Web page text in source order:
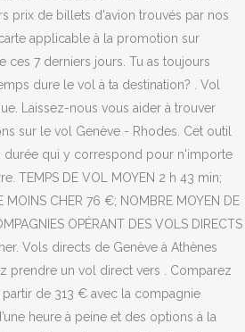
prix de billets d'avion trouvés par nos
applicable à la promotion sur
ces 7 derniers jours. Tu as toujours
dure le vol à ta destination? . Vol
Laissez-nous vous aider à trouver
sur le vol Genève - Rhodes. Cet outil
durée qui y correspond pour n'importe
TEMPS DE VOL MOYEN 2 h 43 min;
MOINS CHER 76 €; NOMBRE MOYEN DE
OPÉRANT DES VOLS DIRECTS
Vols directs de Genève à Athènes
prendre un vol direct vers . Comparez
de 313 € avec la compagnie
heure à peine et des options à la